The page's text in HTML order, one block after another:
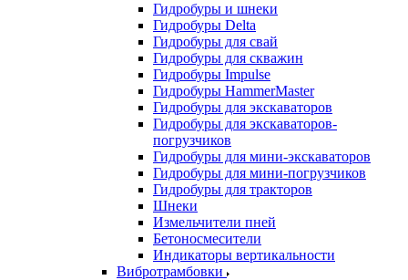
Гидробуры и шнеки
Гидробуры Delta
Гидробуры для свай
Гидробуры для скважин
Гидробуры Impulse
Гидробуры HammerMaster
Гидробуры для экскаваторов
Гидробуры для экскаваторов-
погрузчиков
Гидробуры для мини-экскаваторов
Гидробуры для мини-погрузчиков
Гидробуры для тракторов
Шнеки
Измельчители пней
Бетоносмесители
Индикаторы вертикальности
Вибротрамбовки